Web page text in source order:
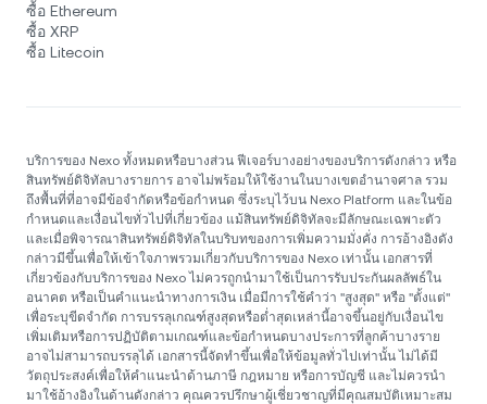
ซื้อ Ethereum
ซื้อ XRP
ซื้อ Litecoin
บริการของ Nexo ทั้งหมดหรือบางส่วน ฟีเจอร์บางอย่างของบริการดังกล่าว หรือ
สินทรัพย์ดิจิทัลบางรายการ อาจไม่พร้อมให้ใช้งานในบางเขตอำนาจศาล รวม
ถึงพื้นที่ที่อาจมีข้อจำกัดหรือข้อกำหนด ซึ่งระบุไว้บน Nexo Platform และในข้อ
กำหนดและเงื่อนไขทั่วไปที่เกี่ยวข้อง แม้สินทรัพย์ดิจิทัลจะมีลักษณะเฉพาะตัว
และเมื่อพิจารณาสินทรัพย์ดิจิทัลในบริบทของการเพิ่มความมั่งคั่ง การอ้างอิงดัง
กล่าวมีขึ้นเพื่อให้เข้าใจภาพรวมเกี่ยวกับบริการของ Nexo เท่านั้น เอกสารที่
เกี่ยวข้องกับบริการของ Nexo ไม่ควรถูกนำมาใช้เป็นการรับประกันผลลัพธ์ใน
อนาคต หรือเป็นคำแนะนำทางการเงิน เมื่อมีการใช้คำว่า "สูงสุด" หรือ "ตั้งแต่"
เพื่อระบุขีดจำกัด การบรรลุเกณฑ์สูงสุดหรือต่ำสุดเหล่านี้อาจขึ้นอยู่กับเงื่อนไข
เพิ่มเติมหรือการปฏิบัติตามเกณฑ์และข้อกำหนดบางประการที่ลูกค้าบางราย
อาจไม่สามารถบรรลุได้ เอกสารนี้จัดทำขึ้นเพื่อให้ข้อมูลทั่วไปเท่านั้น ไม่ได้มี
วัตถุประสงค์เพื่อให้คำแนะนำด้านภาษี กฎหมาย หรือการบัญชี และไม่ควรนำ
มาใช้อ้างอิงในด้านดังกล่าว คุณควรปรึกษาผู้เชี่ยวชาญที่มีคุณสมบัติเหมาะสม